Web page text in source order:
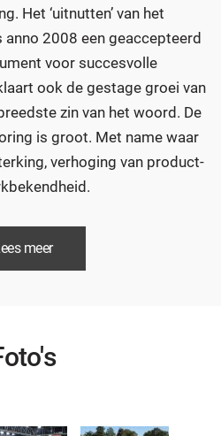
Het ‘uitnutten’ van het
2008 een geaccepteerd
voor succesvolle
ook de gestage groei van
zin van het woord. De
is groot. Met name waar
verhoging van product-
meer
uitje: bezoek
(5-0)